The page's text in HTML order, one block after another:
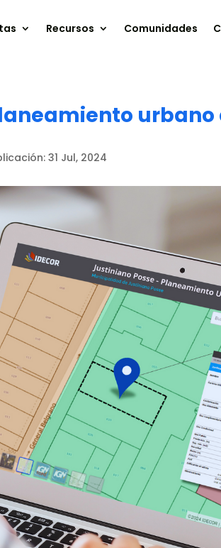
Recursos Comunidades
urbano
31 Jul, 2024